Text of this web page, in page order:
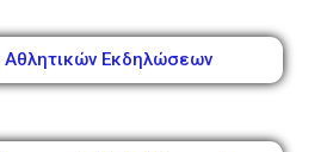
Αθλητικών Εκδηλώσεων